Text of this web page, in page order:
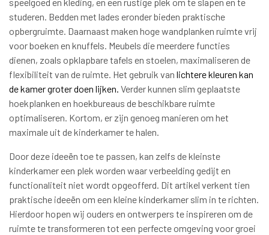
speelgoed en kleding, en een rustige plek om te slapen en te
studeren. Bedden met lades eronder bieden praktische
opbergruimte. Daarnaast maken hoge wandplanken ruimte vrij
voor boeken en knuffels. Meubels die meerdere functies
dienen, zoals opklapbare tafels en stoelen, maximaliseren de
flexibiliteit van de ruimte. Het gebruik van lichtere kleuren kan
de kamer groter doen lijken. Verder kunnen slim geplaatste
hoekplanken en hoekbureaus de beschikbare ruimte
optimaliseren. Kortom, er zijn genoeg manieren om het
maximale uit de kinderkamer te halen.
Door deze ideeën toe te passen, kan zelfs de kleinste
kinderkamer een plek worden waar verbeelding gedijt en
functionaliteit niet wordt opgeofferd. Dit artikel verkent tien
praktische ideeën om een kleine kinderkamer slim in te richten.
Hierdoor hopen wij ouders en ontwerpers te inspireren om de
ruimte te transformeren tot een perfecte omgeving voor groei